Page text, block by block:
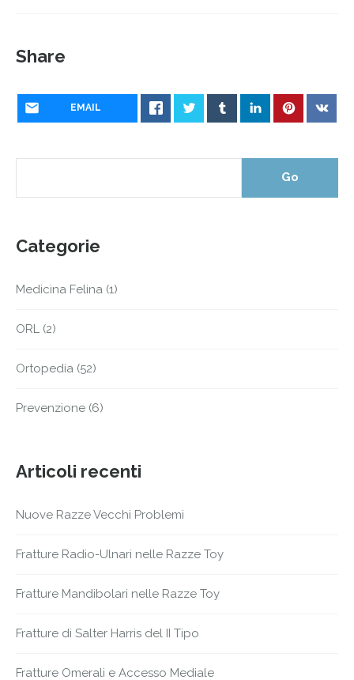
Share
EMAIL
Categorie
Medicina Felina (1)
ORL (2)
Ortopedia (52)
Prevenzione (6)
Articoli recenti
Nuove Razze Vecchi Problemi
Fratture Radio-Ulnari nelle Razze Toy
Fratture Mandibolari nelle Razze Toy
Fratture di Salter Harris del II Tipo
Fratture Omerali e Accesso Mediale